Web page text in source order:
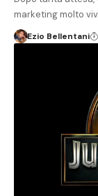
marketing molto
Ezio Bellentani